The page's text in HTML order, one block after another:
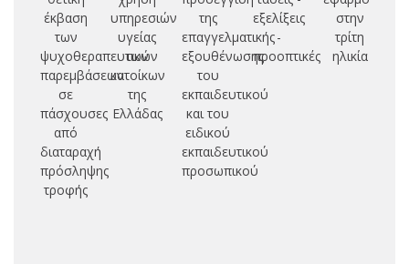
έκβαση
των
ψυχοθεραπευτικών
παρεμβάσεων
σε
πάσχουσες
από
διαταραχή
πρόσληψης
τροφής
υπηρεσιών
υγείας
των
κατοίκων
της
Ελλάδας
της
επαγγελματικής
εξουθένωσης
του
εκπαιδευτικού
και του
ειδικού
εκπαιδευτικού
προσωπικού
εξελίξεις
-
προοπτικές
στην
τρίτη
ηλικία